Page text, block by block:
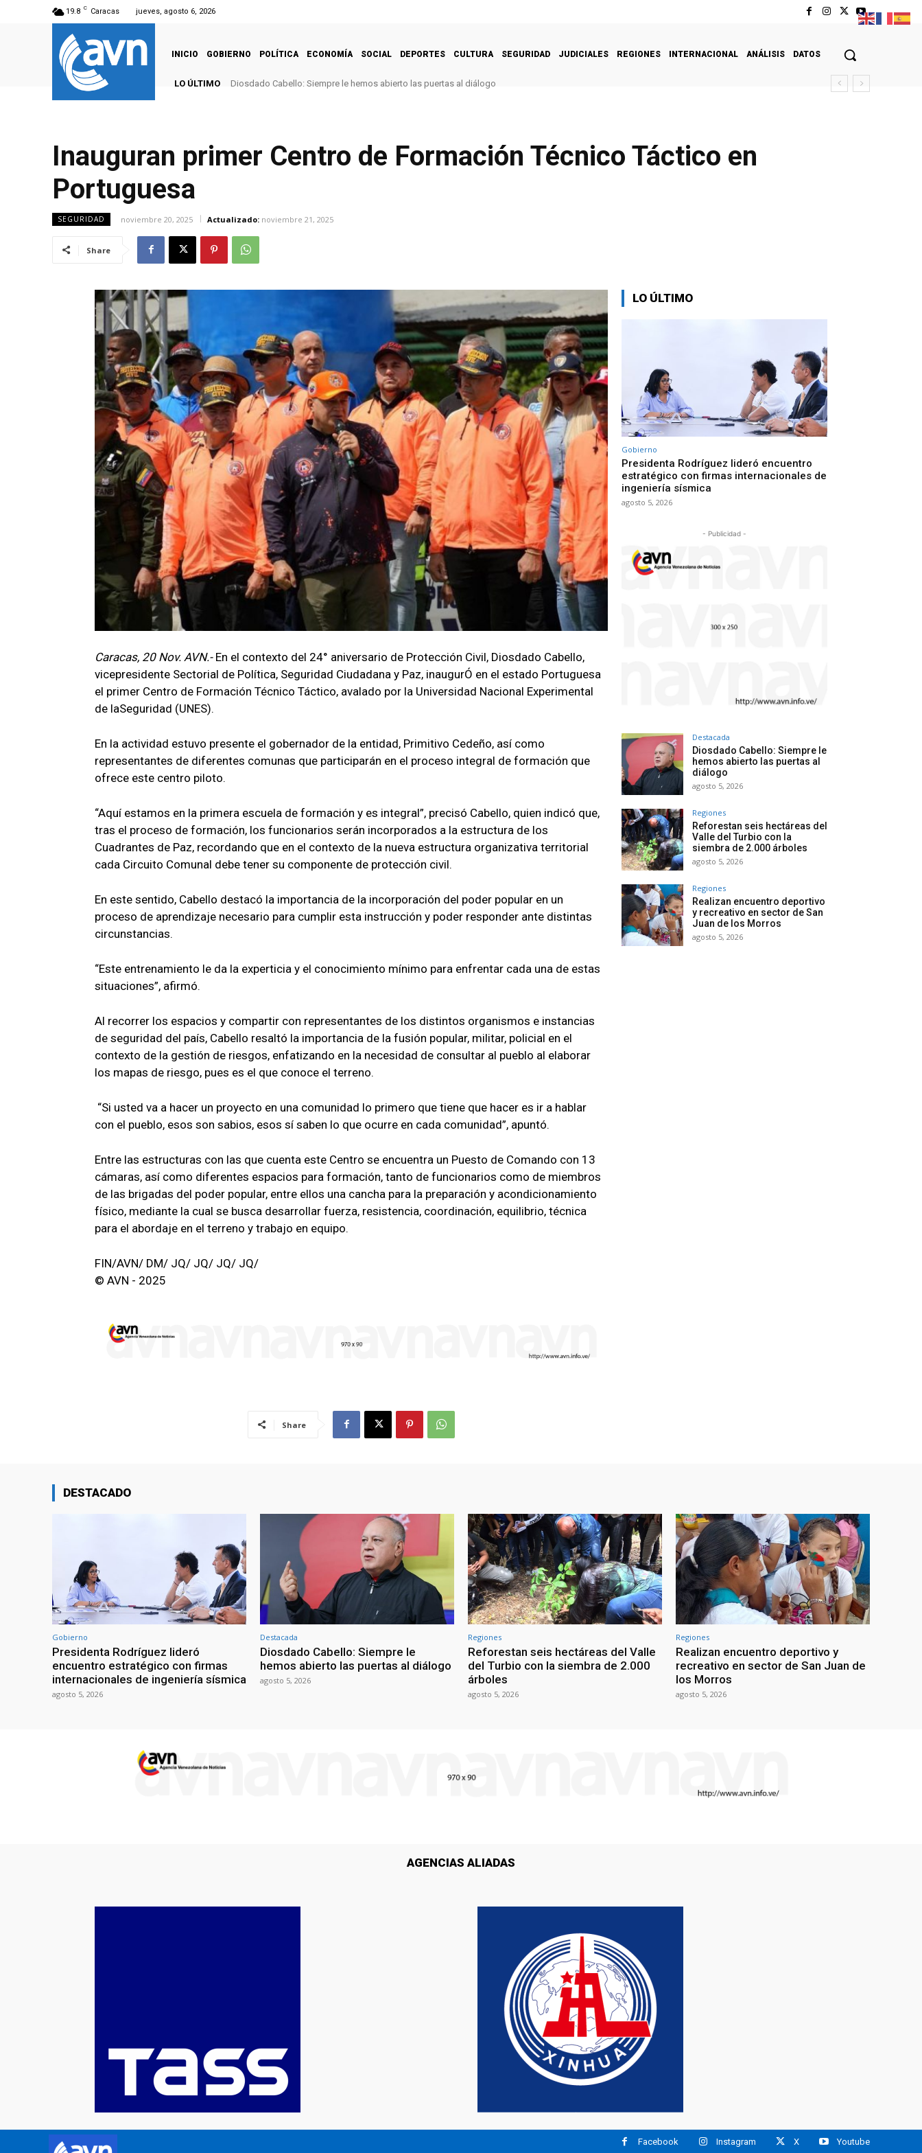
19.8 C Caracas jueves, agosto 6, 2026
INICIO GOBIERNO POLÍTICA ECONOMÍA SOCIAL DEPORTES CULTURA SEGURIDAD JUDICIALES REGIONES INTERNACIONAL ANÁLISIS DATOS
LO ÚLTIMO Diosdado Cabello: Siempre le hemos abierto las puertas al diálogo
Inauguran primer Centro de Formación Técnico Táctico en
Portuguesa
SEGURIDAD noviembre 20, 2025 Actualizado: noviembre 21, 2025
Share
Caracas, 20 Nov. AVN.- En el contexto del 24° aniversario de Protección Civil, Diosdado Cabello,
vicepresidente Sectorial de Política, Seguridad Ciudadana y Paz, inaugurÓ en el estado Portuguesa
el primer Centro de Formación Técnico Táctico, avalado por la Universidad Nacional Experimental
de laSeguridad (UNES).
En la actividad estuvo presente el gobernador de la entidad, Primitivo Cedeño, así como
representantes de diferentes comunas que participarán en el proceso integral de formación que
ofrece este centro piloto.
“Aquí estamos en la primera escuela de formación y es integral”, precisó Cabello, quien indicó que,
tras el proceso de formación, los funcionarios serán incorporados a la estructura de los
Cuadrantes de Paz, recordando que en el contexto de la nueva estructura organizativa territorial
cada Circuito Comunal debe tener su componente de protección civil.
En este sentido, Cabello destacó la importancia de la incorporación del poder popular en un
proceso de aprendizaje necesario para cumplir esta instrucción y poder responder ante distintas
circunstancias.
“Este entrenamiento le da la experticia y el conocimiento mínimo para enfrentar cada una de estas
situaciones”, afirmó.
Al recorrer los espacios y compartir con representantes de los distintos organismos e instancias
de seguridad del país, Cabello resaltó la importancia de la fusión popular, militar, policial en el
contexto de la gestión de riesgos, enfatizando en la necesidad de consultar al pueblo al elaborar
los mapas de riesgo, pues es el que conoce el terreno.
“Si usted va a hacer un proyecto en una comunidad lo primero que tiene que hacer es ir a hablar
con el pueblo, esos son sabios, esos sí saben lo que ocurre en cada comunidad”, apuntó.
Entre las estructuras con las que cuenta este Centro se encuentra un Puesto de Comando con 13
cámaras, así como diferentes espacios para formación, tanto de funcionarios como de miembros
de las brigadas del poder popular, entre ellos una cancha para la preparación y acondicionamiento
físico, mediante la cual se busca desarrollar fuerza, resistencia, coordinación, equilibrio, técnica
para el abordaje en el terreno y trabajo en equipo.
FIN/AVN/ DM/ JQ/ JQ/ JQ/ JQ/
© AVN - 2025
Share
LO ÚLTIMO
Gobierno
Presidenta Rodríguez lideró encuentro
estratégico con firmas internacionales de
ingeniería sísmica
agosto 5, 2026
- Publicidad -
Destacada
Diosdado Cabello: Siempre le
hemos abierto las puertas al
diálogo
agosto 5, 2026
Regiones
Reforestan seis hectáreas del
Valle del Turbio con la
siembra de 2.000 árboles
agosto 5, 2026
Regiones
Realizan encuentro deportivo
y recreativo en sector de San
Juan de los Morros
agosto 5, 2026
DESTACADO
Gobierno
Presidenta Rodríguez lideró
encuentro estratégico con firmas
internacionales de ingeniería sísmica
agosto 5, 2026
Destacada
Diosdado Cabello: Siempre le
hemos abierto las puertas al diálogo
agosto 5, 2026
Regiones
Reforestan seis hectáreas del Valle
del Turbio con la siembra de 2.000
árboles
agosto 5, 2026
Regiones
Realizan encuentro deportivo y
recreativo en sector de San Juan de
los Morros
agosto 5, 2026
AGENCIAS ALIADAS
Facebook Instagram X Youtube